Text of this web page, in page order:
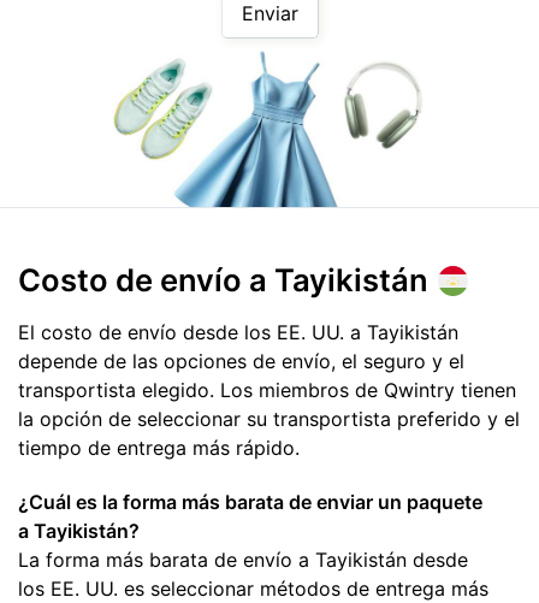
Enviar
Costo de envío a Tayikistán
El costo de envío desde los EE. UU. a Tayikistán
depende de las opciones de envío, el seguro y el
transportista elegido. Los miembros de Qwintry tienen
la opción de seleccionar su transportista preferido y el
tiempo de entrega más rápido.
¿Cuál es la forma más barata de enviar un paquete
a Tayikistán?
La forma más barata de envío a Tayikistán desde
los EE. UU. es seleccionar métodos de entrega más